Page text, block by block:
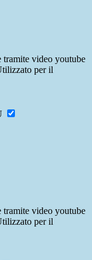
tramite video youtube
per il
tramite video youtube
per il